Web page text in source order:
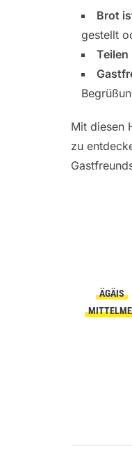
Brot
gestellt
Mit diesen
zu
ÄGÄIS